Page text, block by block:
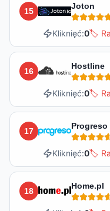
15
Joton
Kliknięć:0🏷️
16
Hostline
Kliknięć:0🏷️
17
Progreso
Kliknięć:0🏷️
18
Home.pl